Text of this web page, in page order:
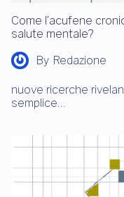
Come l’acufene
salute mentale?
By Redazione
nuove ricerche
semplice…